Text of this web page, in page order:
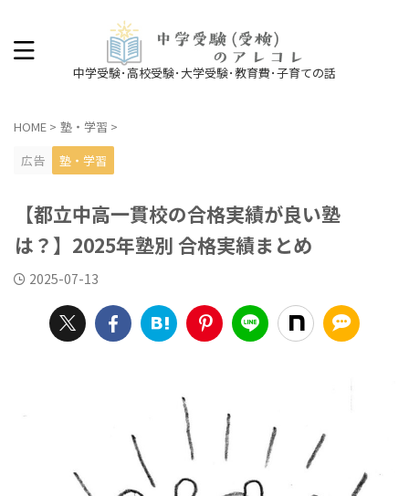
中学受験･高校受験･大学受験･教育費･子育ての話
HOME > 塾・学習 >
広告
塾・学習
【都立中高一貫校の合格実績が良い塾
は？】2025年塾別 合格実績まとめ
2025-07-13